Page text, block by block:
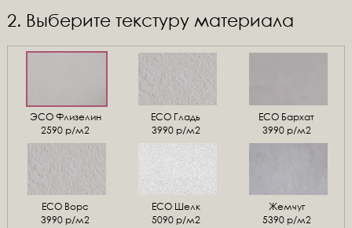
2. Выберите текстуру материала
ЭСО Флизелин
2590 р/м2
ЕСО Гладь
3990 р/м2
ECO Бархат
3990 р/м2
ЕСО Ворс
3990 р/м2
ЕСО Шелк
5090 р/м2
Жемчуг
5390 р/м2